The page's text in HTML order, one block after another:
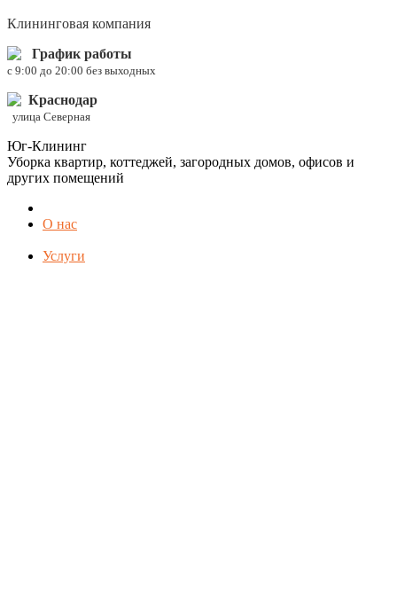
Клининговая компания
График работы
c 9:00 до 20:00 без выходных
Краснодар
улица Северная
Юг-Клининг
Уборка квартир, коттеджей, загородных домов, офисов и
других помещений
О нас
Услуги